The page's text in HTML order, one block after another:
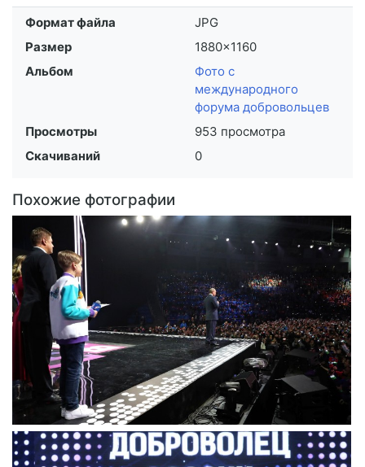
Формат файла
JPG
Размер
1880×1160
Альбом
Фото с
международного
форума добровольцев
Просмотры
953 просмотра
Скачиваний
0
Похожие фотографии